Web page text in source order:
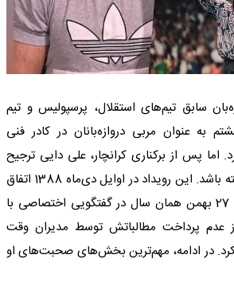
سابق تیم‌های استقلال، پرسپولیس و تیم
به عنوان مربی دروازه‌بانان در کادر فنی
اما پس از برکناری کرانچار، علی دایی ترجیح
داد همکاری با او را نداشته باشد. این رویداد در اوایل دی‌ماه 1388 اتفاق
افتاد و عابدزاده در تاریخ 27 بهمن همان سال در گفتگویی اختصاصی با
عدم پرداخت مطالباتش توسط مدیران وقت
کرد. در ادامه، مهم‌ترین بخش‌های صحبت‌های او